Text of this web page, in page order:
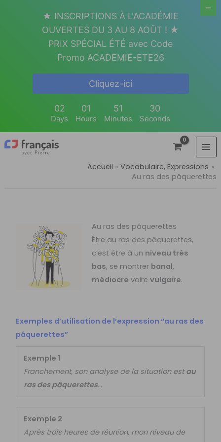
Accueil
Vocabulaire, Expressions
Au ras des pâquerettes
Au ras des pâquerettes
Être au ras des pâquerettes,
c’est être à un niveau très
bas, se montrer banal,
médiocre voire vulgaire.
Exemples d’utilisation de l’expression “au ras des
pâquerettes”
Exemple 1
Franchement, son analyse de la situation estau
ras des pâquerettes…
Exemple 2
Après trois heures de réunion, mon niveau de
★ INSCRIPTIONS À L'ACADÉMIE
OUVERTES DU 3 AU 8 AOÛT ! ★
PRIX SPÉCIAL ÉTÉ avec Code
Promo ACADEMIE-ETE26
Cliquez-ici
02
Days
01
Hours
51
Minutes
30
Seconds